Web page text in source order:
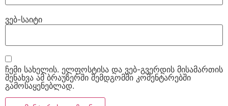
ვებ-საიტი
ჩემი სახელის. ელფოსტისა და ვებ-გვერდის მისამართის
შენახვა ამ ბრაუზერში შემდგომში კომენტარებში
გამოსაყენებლად.